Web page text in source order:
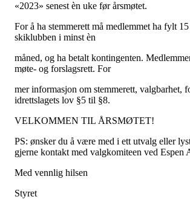
«2023» senest èn uke før årsmøtet.
For å ha stemmerett må medlemmet ha fylt
skiklubben i minst èn
måned, og ha betalt kontingenten.
møte- og forslagsrett. For
mer informasjon om stemmerett, valgbarhet,
idrettslagets lov §5 til §8.
VELKOMMEN TIL ÅRSMØTET!
PS: ønsker du å være med i ett utvalg eller
gjerne kontakt med valgkomiteen ved Espen
Med vennlig hilsen
Styret